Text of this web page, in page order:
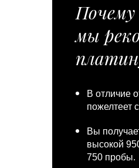
Почему
мы
В отличие
пожелтеет
Вы
высокой
750 пробы.